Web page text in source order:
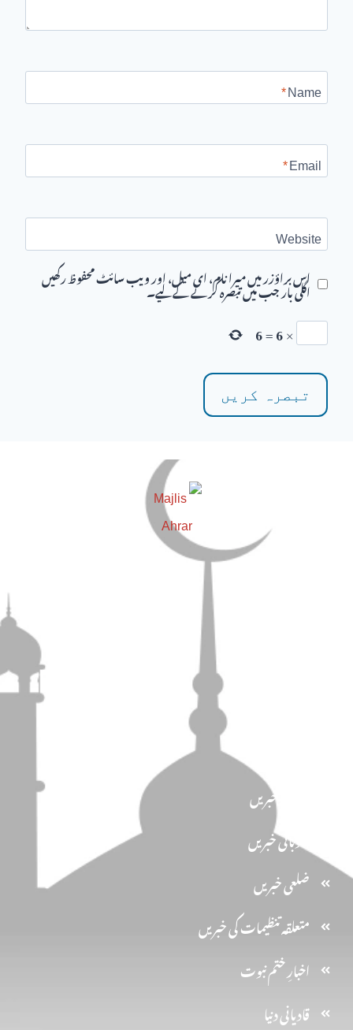
Name
*
Email
*
Website
اس براؤزر میں میرا نام، ای میل، اور ویب سائٹ محفوظ رکھیں
اگلی بار جب میں تبصرہ کرنے کےلیے۔
×
6
=
6
مرکزی خبریں
صوبائی خبریں
ضلعی خبریں
متعلقہ تنظیمات کی خبریں
اخبارِ ختم نبوت
قادیانی دنیا